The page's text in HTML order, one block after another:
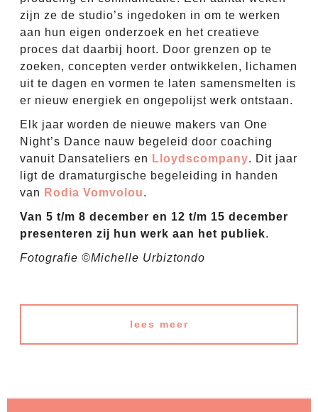
zijn ze de studio’s ingedoken in om te werken
aan hun eigen onderzoek en het creatieve
proces dat daarbij hoort. Door grenzen op te
zoeken, concepten verder ontwikkelen, lichamen
uit te dagen en vormen te laten samensmelten is
er nieuw energiek en ongepolijst werk ontstaan.
Elk jaar worden de nieuwe makers van One
Night’s Dance nauw begeleid door coaching
vanuit Dansateliers en Lloydscompany. Dit jaar
ligt de dramaturgische begeleiding in handen
van Rodia Vomvolou.
Van 5 t/m 8 december en 12 t/m 15 december
presenteren zij hun werk aan het publiek.
Fotografie ©Michelle Urbiztondo
lees meer